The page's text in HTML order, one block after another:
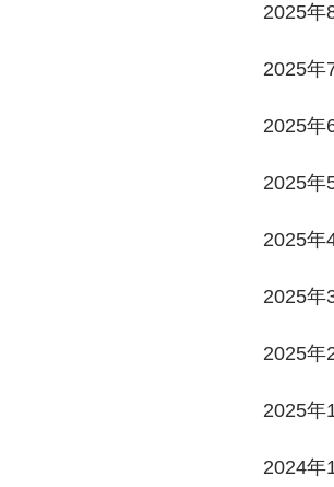
2025年
2025年
2025年
2025年
2025年
2025年
2025年
2025年
2024年